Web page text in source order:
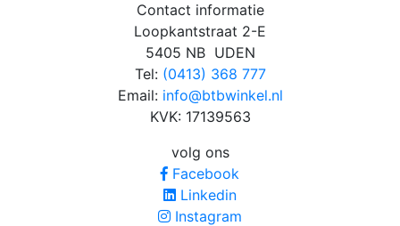
Contact informatie
Loopkantstraat 2-E
5405 NB UDEN
Tel: (0413) 368 777
Email: info@btbwinkel.nl
KVK: 17139563
volg ons
Facebook
Linkedin
Instagram